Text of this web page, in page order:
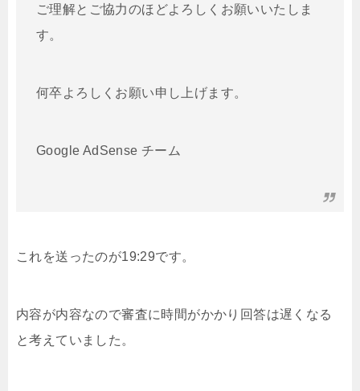
ご理解とご協力のほどよろしくお願いいたしま
す。
何卒よろしくお願い申し上げます。
Google AdSense チーム
これを送ったのが19:29です。
内容が内容なので審査に時間がかかり回答は遅くなる
と考えていました。